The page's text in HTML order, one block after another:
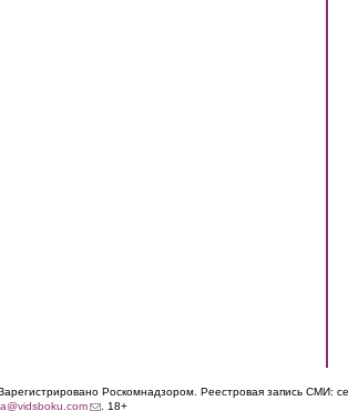
Роскомнадзором. Реестровая запись СМИ:
(link sends e-mail)
. 18+